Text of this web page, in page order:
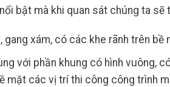
bật mà khi quan sát chúng ta sẽ
xám, có các khe rãnh trên bề
với phần khung có hình vuông,
mặt các vị trí thi công công trình